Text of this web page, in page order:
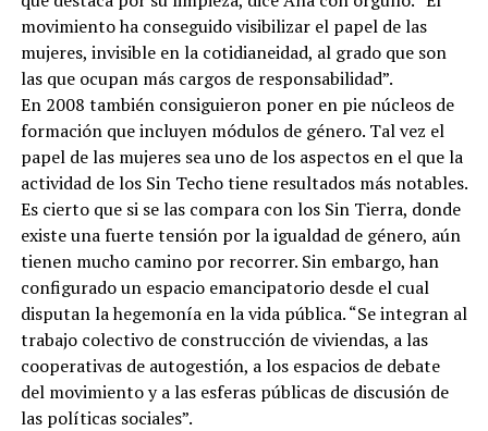
movimiento ha conseguido visibilizar el papel de las
mujeres, invisible en la cotidianeidad, al grado que son
las que ocupan más cargos de responsabilidad”.
En 2008 también consiguieron poner en pie núcleos de
formación que incluyen módulos de género. Tal vez el
papel de las mujeres sea uno de los aspectos en el que la
actividad de los Sin Techo tiene resultados más notables.
Es cierto que si se las compara con los Sin Tierra, donde
existe una fuerte tensión por la igualdad de género, aún
tienen mucho camino por recorrer. Sin embargo, han
configurado un espacio emancipatorio desde el cual
disputan la hegemonía en la vida pública. “Se integran al
trabajo colectivo de construcción de viviendas, a las
cooperativas de autogestión, a los espacios de debate
del movimiento y a las esferas públicas de discusión de
las políticas sociales”.